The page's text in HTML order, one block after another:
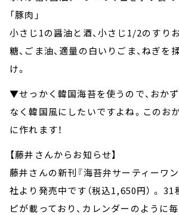
「豚肉」
小さじ1の醤油と酒、小さじ1/2のすり
糖、ごま油、適量の白いりごま、ねぎを
け。
▼せっかく韓国海苔を使うので、おか
なく韓国風にしたいですよね。このお
に作れます！
【藤井さんからお知らせ】
藤井さんの新刊『海苔弁サーティーワ
社より発売中です（税込1,650円） 。
ピが載っており、カレンダーのように